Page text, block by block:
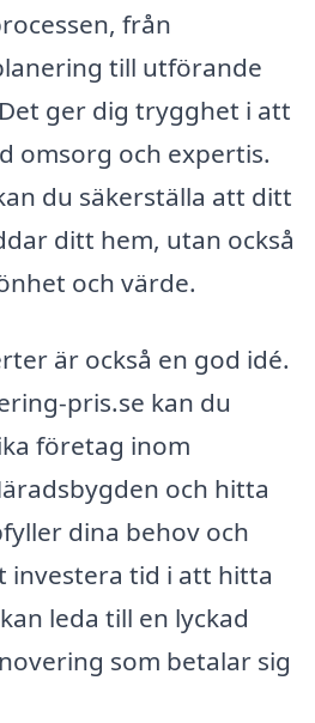
från
till utförande
ger dig trygghet i att
omsorg och expertis.
du säkerställa att ditt
ditt hem, utan också
och värde.
är också en god idé.
pris.se kan du
företag inom
och hitta
dina behov och
investera tid i att hitta
leda till en lyckad
som betalar sig